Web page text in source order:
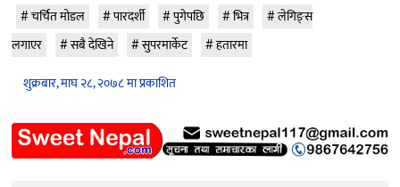
चर्चित मोडल पारदर्शी पुगेपछि भित्र
लेगिङ्स
लगाएर
सबै देखिने सुपरमार्केट
हतारमा
शुक्रबार, माघ २८, २०७८ मा प्रकाशित